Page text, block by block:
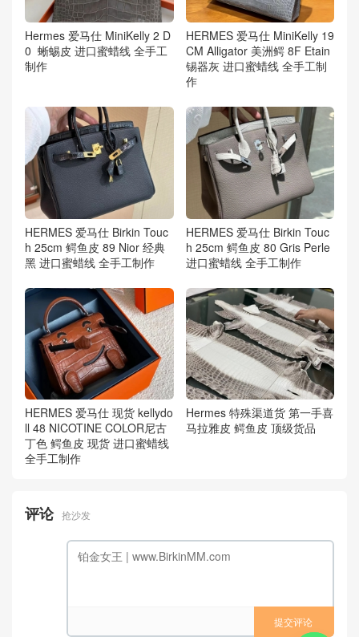
Hermes 爱马仕 MiniKelly 2 D
0 蜥蜴皮 进口蜜蜡线 全手工
制作
HERMES 爱马仕 MiniKelly 19
CM Alligator 美洲鳄 8F Etain
锡器灰 进口蜜蜡线 全手工制
作
HERMES 爱马仕 Birkin Touc
h 25cm 鳄鱼皮 89 Nior 经典
黑 进口蜜蜡线 全手工制作
HERMES 爱马仕 Birkin Touc
h 25cm 鳄鱼皮 80 Gris Perle
进口蜜蜡线 全手工制作
HERMES 爱马仕 现货 kellydo
ll 48 NICOTINE COLOR尼古
丁色 鳄鱼皮 现货 进口蜜蜡线
全手工制作
Hermes 特殊渠道货 第一手喜
马拉雅皮 鳄鱼皮 顶级货品
评论 抢沙发
提交评论